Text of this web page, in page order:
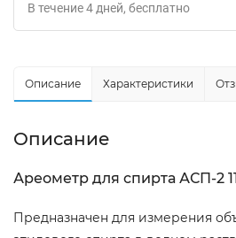
В течение4 дней Бесплатно
Описание Характеристики
Описание
Ареометр для спирта АСП-2
Предназначен для измерения